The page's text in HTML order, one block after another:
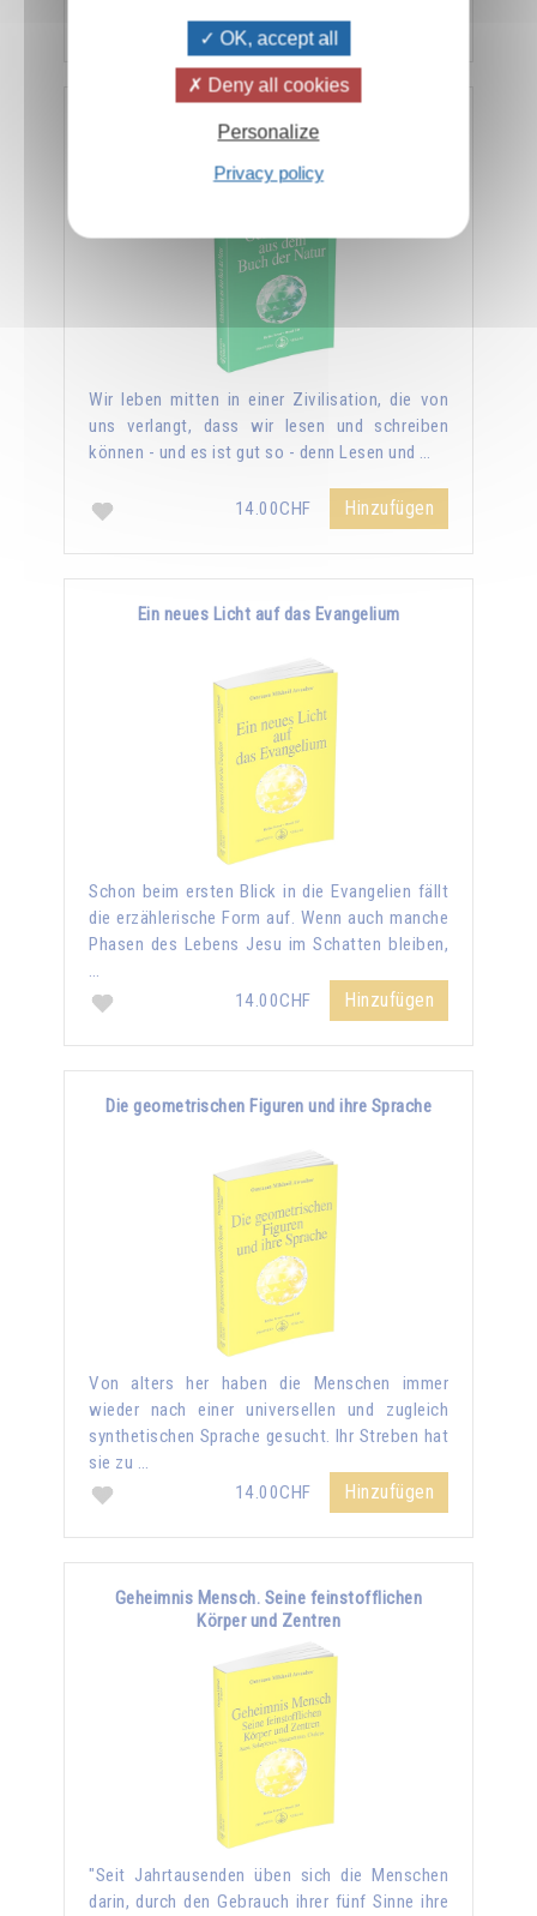
14.00CHF Hinzufügen
Geheimnisse aus dem Buch der Natur
Wir leben mitten in einer Zivilisation, die von
uns verlangt, dass wir lesen und schreiben
können - und es ist gut so - denn Lesen und …
14.00CHF Hinzufügen
Ein neues Licht auf das Evangelium
Schon beim ersten Blick in die Evangelien fällt
die erzählerische Form auf. Wenn auch manche
Phasen des Lebens Jesu im Schatten bleiben,
…
14.00CHF
Hinzufügen
Die geometrischen Figuren und ihre Sprache
Von alters her haben die Menschen immer
wieder nach einer universellen und zugleich
synthetischen Sprache gesucht. Ihr Streben hat
sie zu …
14.00CHF
Hinzufügen
Geheimnis Mensch. Seine feinstofflichen
Körper und Zentren
"Seit Jahrtausenden üben sich die Menschen
darin, durch den Gebrauch ihrer fünf Sinne ihre
OK, accept all
Deny all cookies
Personalize
Privacy policy